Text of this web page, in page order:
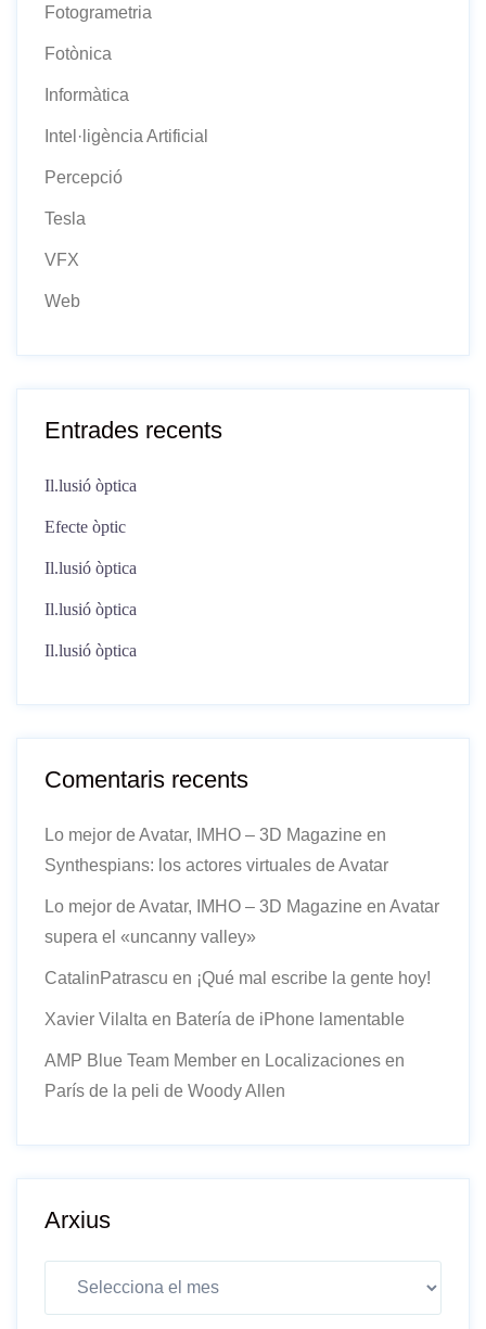
Fotogrametria
Fotònica
Informàtica
Intel·ligència Artificial
Percepció
Tesla
VFX
Web
Entrades recents
Il.lusió òptica
Efecte òptic
Il.lusió òptica
Il.lusió òptica
Il.lusió òptica
Comentaris recents
Lo mejor de Avatar, IMHO – 3D Magazine en
Synthespians: los actores virtuales de Avatar
Lo mejor de Avatar, IMHO – 3D Magazine en Avatar
supera el «uncanny valley»
CatalinPatrascu en ¡Qué mal escribe la gente hoy!
Xavier Vilalta en Batería de iPhone lamentable
AMP Blue Team Member en Localizaciones en
París de la peli de Woody Allen
Arxius